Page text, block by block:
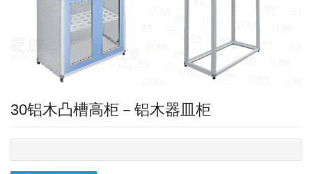
30铝木凸槽高柜－铝木器皿柜